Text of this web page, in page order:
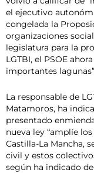
el ejecutivo
congelada la
organizaciones
legislatura para la
LGTBI, el PSOE
importantes
La responsable de
Matamoros, ha
presentado
nueva ley “amplíe
Castilla-La Mancha,
civil y estos
según ha indicado